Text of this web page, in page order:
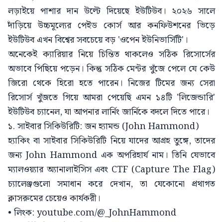
লড়াইয়ে পাশার দান উল্টে দিয়েছে ইউটিউব। ২০২৬ সালে
দাঁড়িয়ে উচ্চমূল্যের পেইড কোর্স আর কনফিউশনের ভিড়ে
ইউটিউব এখন বিশ্বের সবচেয়ে বড় 'ওপেন ইউনিভার্সিটি'।
অনেকেই ক্যারিয়ার নিয়ে চিন্তিত থাকলেও সঠিক রিসোর্সের
অভাবে পিছিয়ে পড়েন। কিন্তু সঠিক মেন্টর খুঁজে পেলে যে কেউ
জিরো থেকে হিরো হতে পারেন। নিজের টিমের জন্য সেরা
রিসোর্স খুঁজতে গিয়ে আমরা পেয়েছি এমন ১৪টি 'লিজেন্ডারি'
ইউটিউব চ্যানেল, যা আপনার লার্নিং জার্নিকে বদলে দিতে পারে।
১. সাইবার সিকিউরিটি: জন হ্যামন্ড (John Hammond)
হ্যাকিং বা সাইবার সিকিউরিটি নিয়ে যাদের আগ্রহ তুঙ্গে, তাদের
জন্য John Hammond এক অপরিহার্য নাম। তিনি যেভাবে
ম্যালওয়্যার অ্যানালাইসিস এবং CTF (Capture The Flag)
চ্যালেঞ্জগুলো সমাধান করে দেখান, তা যেকোনো প্রথাগত
ক্লাসরুমের চেয়েও কার্যকরী।
• লিংক: youtube.com/@_JohnHammond